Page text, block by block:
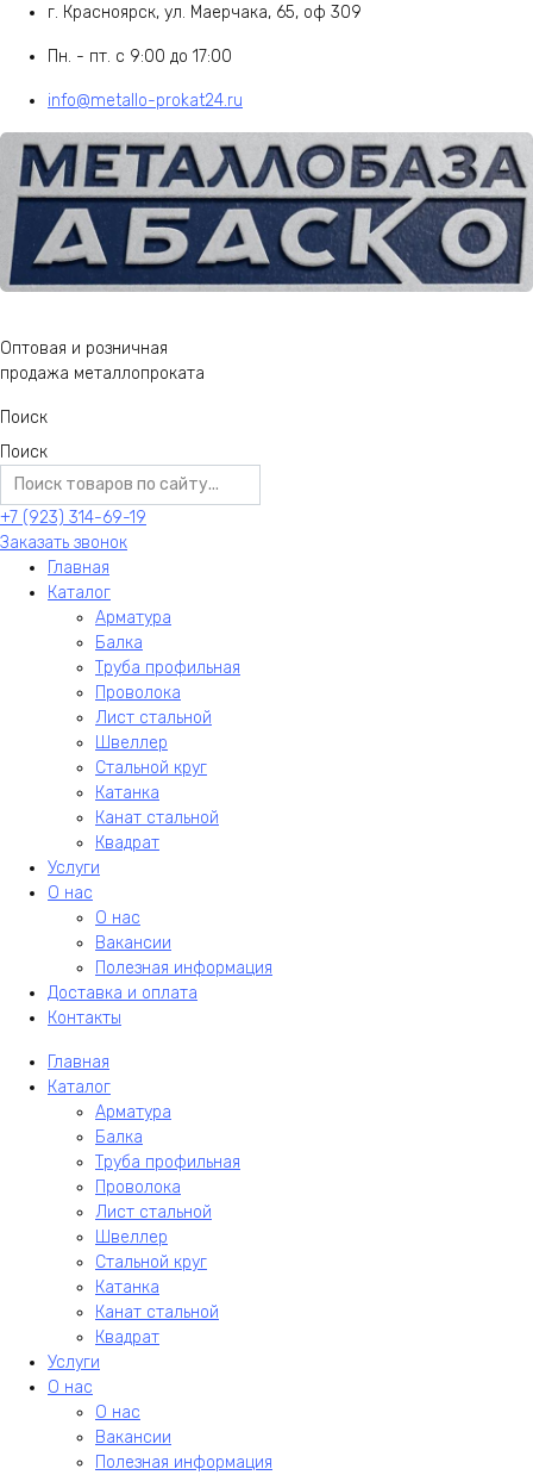
г. Красноярск, ул. Маерчака, 65, оф 309
Пн. - пт. с 9:00 до 17:00
info@metallo-prokat24.ru
Оптовая и розничная
продажа металлопроката
Поиск
Поиск
+7 (923) 314-69-19
Заказать звонок
Главная
Каталог
Арматура
Балка
Труба профильная
Проволока
Лист стальной
Швеллер
Стальной круг
Катанка
Канат стальной
Квадрат
Услуги
О нас
О нас
Вакансии
Полезная информация
Доставка и оплата
Контакты
Главная
Каталог
Арматура
Балка
Труба профильная
Проволока
Лист стальной
Швеллер
Стальной круг
Катанка
Канат стальной
Квадрат
Услуги
О нас
О нас
Вакансии
Полезная информация